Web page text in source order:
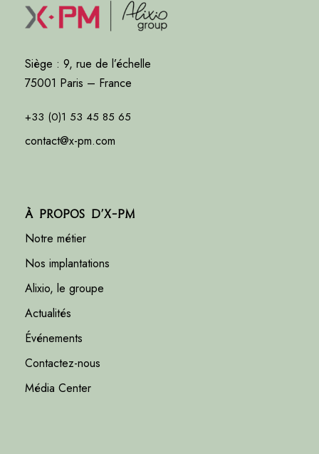
Siège : 9, rue de l’échelle
75001 Paris – France
+33 (0)1 53 45 85 65
contact@x-pm.com
À propos d’X-PM
Notre métier
Nos implantations
Alixio, le groupe
Actualités
Événements
Contactez-nous
Média Center